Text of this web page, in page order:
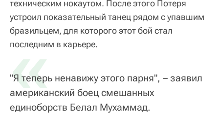
техническим нокаутом. После этого Потеря
устроил показательный танец рядом с упавшим
бразильцем, для которого этот бой стал
последним в карьере.
«
"Я теперь ненавижу этого парня", – заявил
американский боец смешанных
единоборств Белал Мухаммад.